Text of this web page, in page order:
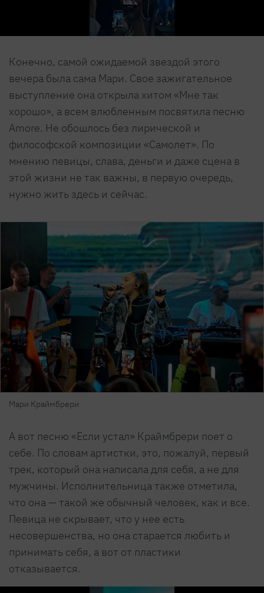
Конечно, самой ожидаемой звездой этого
вечера была сама Мари. Свое зажигательное
выступление она открыла хитом «Мне так
хорошо», а всем влюбленным посвятила песню
Amore. Не обошлось без лирической и
философской композиции «Самолет». По
мнению певицы, слава, деньги и даже сцена в
этой жизни не так важны, в первую очередь,
нужно жить здесь и сейчас.
Мари Краймбрери
А вот песню «Если устал» Краймбрери поет о
себе. По словам артистки, это, пожалуй, первый
трек, который она написала для себя, а не для
мужчины. Исполнительница также отметила,
что она — такой же обычный человек, как и все.
Певица не скрывает, что у нее есть
несовершенства, но она старается любить и
принимать себя, а вот от пластики
отказывается.